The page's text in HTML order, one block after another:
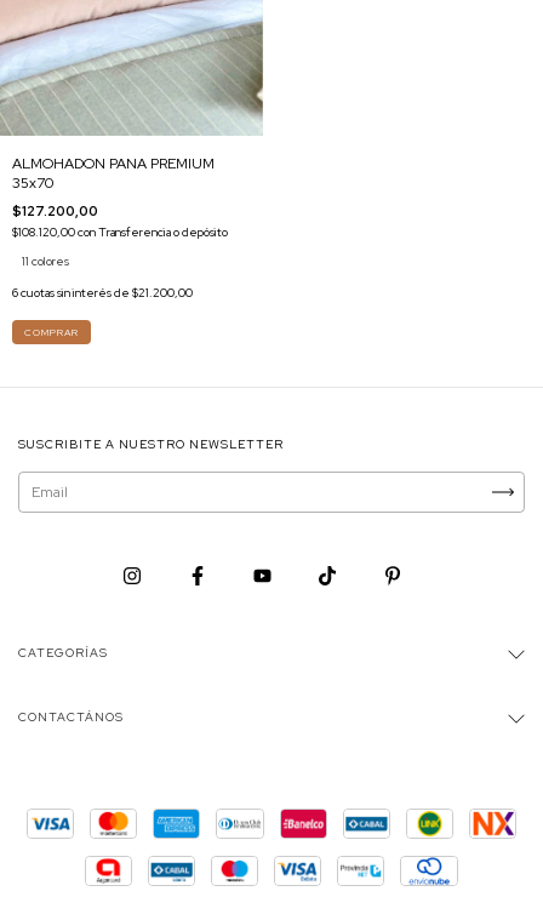
ALMOHADON PANA PREMIUM
35x70
$127.200,00
$108.120,00conTransferencia o depósito
11 colores
6cuotas sin interés de $21.200,00
COMPRAR
SUSCRIBITE A NUESTRO NEWSLETTER
CATEGORÍAS
CONTACTÁNOS